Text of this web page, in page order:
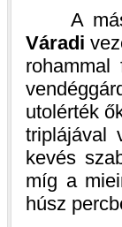
A
Váradi
utolérték
triplájával
kevés
míg a
húsz